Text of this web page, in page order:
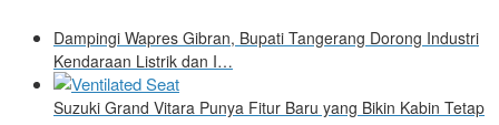
Dampingi Wapres Gibran, Bupati Tangerang Dorong Industri
Kendaraan Listrik dan I…
Suzuki Grand Vitara Punya Fitur Baru yang Bikin Kabin Tetap